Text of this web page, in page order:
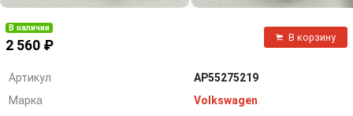
В наличии
2 560 ₽
В корзину
Артикул
AP55275219
Марка
Volkswagen